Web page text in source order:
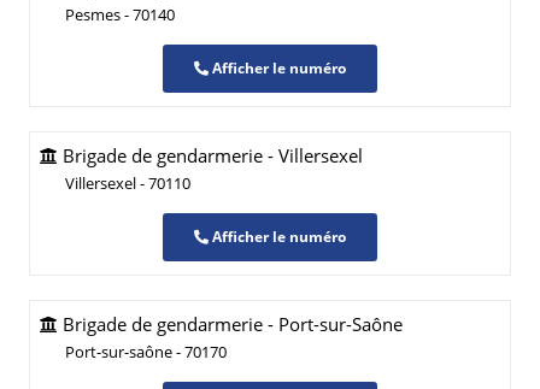
Pesmes - 70140
Afficher le numéro
Brigade de gendarmerie - Villersexel
Villersexel - 70110
Afficher le numéro
Brigade de gendarmerie - Port-sur-Saône
Port-sur-saône - 70170